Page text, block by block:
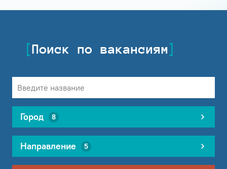
Поиск по вакансиям
Город 8
Направление 5